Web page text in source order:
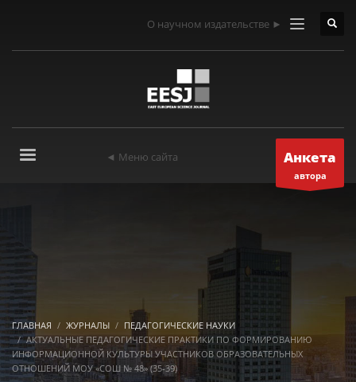
О научном издательстве ►
◄ Меню сайта Анкета
автора
ГЛАВНАЯ ЖУРНАЛЫ
ПЕДАГОГИЧЕСКИЕ НАУКИ
АКТУАЛЬНЫЕ ПЕДАГОГИЧЕСКИЕ ПРАКТИКИ ПО ФОРМИРОВАНИЮ
ИНФОРМАЦИОННОЙ КУЛЬТУРЫ УЧАСТНИКОВ ОБРАЗОВАТЕЛЬНЫХ
ОТНОШЕНИЙ МОУ «СОШ № 48» (35-39)